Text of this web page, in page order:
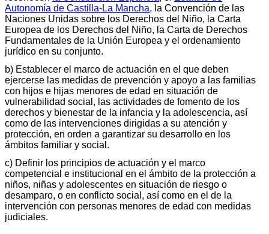
Autonomía de Castilla-La Mancha, la Convención de las
Naciones Unidas sobre los Derechos del Niño, la Carta
Europea de los Derechos del Niño, la Carta de Derechos
Fundamentales de la Unión Europea y el ordenamiento
jurídico en su conjunto.
b) Establecer el marco de actuación en el que deben
ejercerse las medidas de prevención y apoyo a las familias
con hijos e hijas menores de edad en situación de
vulnerabilidad social, las actividades de fomento de los
derechos y bienestar de la infancia y la adolescencia, así
como de las intervenciones dirigidas a su atención y
protección, en orden a garantizar su desarrollo en los
ámbitos familiar y social.
c) Definir los principios de actuación y el marco
competencial e institucional en el ámbito de la protección a
niños, niñas y adolescentes en situación de riesgo o
desamparo, o en conflicto social, así como en el de la
intervención con personas menores de edad con medidas
judiciales.